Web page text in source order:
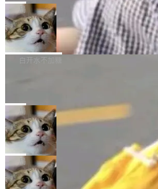
给 OpenAI 总法律顾问 Che Chang 发了封邮
件，附了一封长信，要求 OpenAI 配合调查前
果员工带走机密信...
你的，AI写AI的，同屏协作互不干扰。一句话
AI帮你干活，现在开启全新体验！ 温馨提示：
体验WorkBuddy鸿蒙PC版前，请将 HUAWEI
atePad Edge 升级至 HarmonyOS
P9 patch03及以上版本。 *升级路径：设置 >
布了 9.0 版本。这个版本除了带来新一代音视
处理能力和硬件加速支持之外，还有一个特殊
处：FFmpeg 9.0 的代号是“Lei”。 这个名字，
来自中国开发者雷霄骅（Lei Xiaohua）。 对
很多中国音视频开发者而言，这个名字并不陌
“启蒙老师”。 而今年，恰好是雷霄骅离世十周
年。FFmpeg 社区最终选择用一个大版本的名
字，留下了这份纪念。 雷霄骅曾是中国传媒大
数字电视技术方向的博士生，长期从事视频、
频技...
局
亚马逊成本失控：AI 写代码烧掉 1215
万元，超预算 860%
外媒近日曝光了亚马逊的多份内部报告显示，
导致公司在多个项目上超支。《金融时报》报道
编写程序，目标是完成电商平台作者信息与商品
列表的数据匹配 —— 一项常规的数据处理任
务，最终却产生了 180 万美元的账单，实际支
超出原定预算 860%。 更令人意外的是，该项
最终并未成功落地，而高额算力消耗持续运行
达 5 个月，公司直到财务对账时才察觉异常。
意味着一个无人看管的 AI 程序，在近半年时间
白开水不加糖
e CEO Clément Delangue 在 CNBC 的采访里
没有拐弯抹角。他说中国正在赢得 AI 竞赛，而
且按目前的速度，中国 AI 工具预计在今年底或
2027 年就能追上美国前沿实验室的水平。
ngue 把原因归结为一件事：开放协作。中国
AI 开发者在一个共享和协作的生态里加速迭代
而美国模型厂商在"闭门造车"。他的原话是 "buil
局
当 AI agent 把源码变成了最好的扩展系
统，开发者工具必须开源
五年前，David Crawshaw 问过很多软件工程
一个问题：你写过什么给自己用的程序？答案
乎都是没有。工程师们整天用别人写的程序写
序给别人用。偶尔有人自己写个博客系统、智能
局
DeepSeek Harness 宣布内测邀请，全